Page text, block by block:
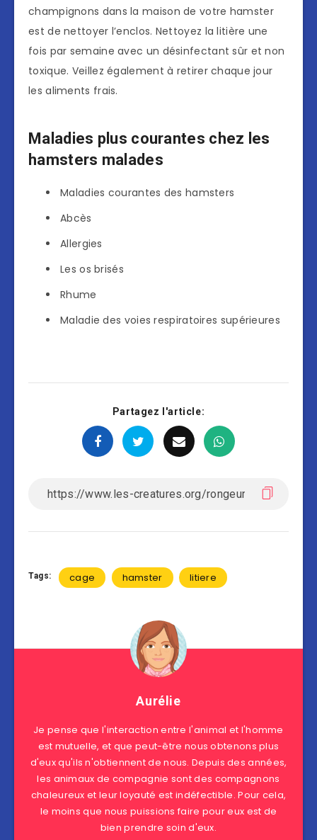
champignons dans la maison de votre hamster
est de nettoyer l’enclos. Nettoyez la litière une
fois par semaine avec un désinfectant sûr et non
toxique. Veillez également à retirer chaque jour
les aliments frais.
Maladies plus courantes chez les
hamsters malades
Maladies courantes des hamsters
Abcès
Allergies
Les os brisés
Rhume
Maladie des voies respiratoires supérieures
Partagez l'article:
Tags: cage hamster litiere
Aurélie
Je pense que l'interaction entre l'animal et l'homme
est mutuelle, et que peut-être nous obtenons plus
d'eux qu'ils n'obtiennent de nous. Depuis des années,
les animaux de compagnie sont des compagnons
chaleureux et leur loyauté est indéfectible. Pour cela,
le moins que nous puissions faire pour eux est de
bien prendre soin d'eux.